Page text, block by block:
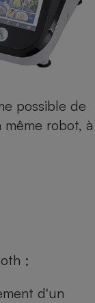
possible de
même robot, à
;
d'un